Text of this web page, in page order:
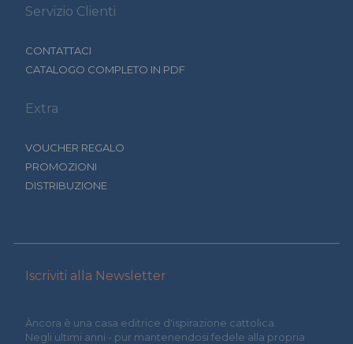
Servizio Clienti
CONTATTACI
CATALOGO COMPLETO IN PDF
Extra
VOUCHER REGALO
PROMOZIONI
DISTRIBUZIONE
Iscriviti alla Newsletter
Àncora è una casa editrice d'ispirazione cattolica.
Negli ultimi anni - pur mantenendosi fedele alla propria